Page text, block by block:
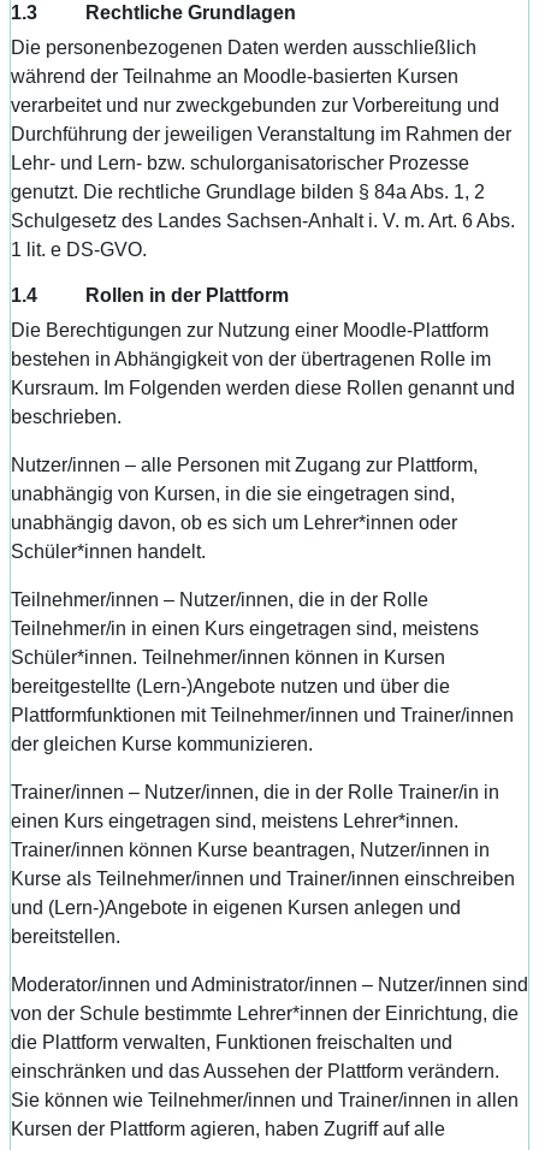
1.3 Rechtliche Grundlagen
Die personenbezogenen Daten werden ausschließlich
während der Teilnahme an Moodle-basierten Kursen
verarbeitet und nur zweckgebunden zur Vorbereitung und
Durchführung der jeweiligen Veranstaltung im Rahmen der
Lehr- und Lern- bzw. schulorganisatorischer Prozesse
genutzt. Die rechtliche Grundlage bilden § 84a Abs. 1, 2
Schulgesetz des Landes Sachsen-Anhalt i. V. m. Art. 6 Abs.
1 lit. e DS-GVO.
1.4 Rollen in der Plattform
Die Berechtigungen zur Nutzung einer Moodle-Plattform
bestehen in Abhängigkeit von der übertragenen Rolle im
Kursraum. Im Folgenden werden diese Rollen genannt und
beschrieben.
Nutzer/innen – alle Personen mit Zugang zur Plattform,
unabhängig von Kursen, in die sie eingetragen sind,
unabhängig davon, ob es sich um Lehrer*innen oder
Schüler*innen handelt.
Teilnehmer/innen – Nutzer/innen, die in der Rolle
Teilnehmer/in in einen Kurs eingetragen sind, meistens
Schüler*innen. Teilnehmer/innen können in Kursen
bereitgestellte (Lern-)Angebote nutzen und über die
Plattformfunktionen mit Teilnehmer/innen und Trainer/innen
der gleichen Kurse kommunizieren.
Trainer/innen – Nutzer/innen, die in der Rolle Trainer/in in
einen Kurs eingetragen sind, meistens Lehrer*innen.
Trainer/innen können Kurse beantragen, Nutzer/innen in
Kurse als Teilnehmer/innen und Trainer/innen einschreiben
und (Lern-)Angebote in eigenen Kursen anlegen und
bereitstellen.
Moderator/innen und Administrator/innen – Nutzer/innen sind
von der Schule bestimmte Lehrer*innen der Einrichtung, die
die Plattform verwalten, Funktionen freischalten und
einschränken und das Aussehen der Plattform verändern.
Sie können wie Teilnehmer/innen und Trainer/innen in allen
Kursen der Plattform agieren, haben Zugriff auf alle